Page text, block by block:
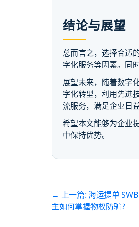
结论与展望
总而言之，选择合适
字化服务等因素。同
展望未来，随着数字
字化转型，利用先进
流服务，满足企业日
希望本文能够为企业
中保持优势。
← 上一篇: 海运提单
主如何掌握物权防骗？